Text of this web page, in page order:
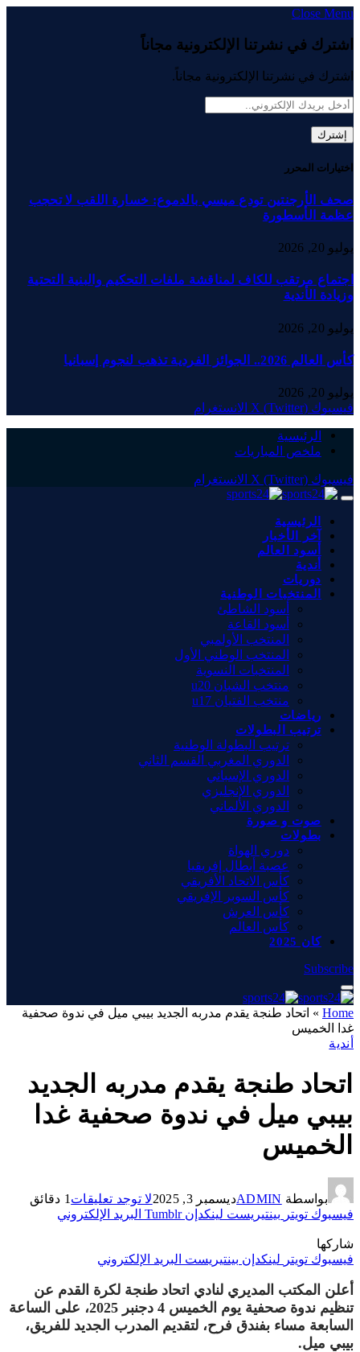
Close Menu
اشترك في نشرتنا الإلكترونية مجاناً
اشترك في نشرتنا الإلكترونية مجاناً.
اختيارات المحرر
صحف الأرجنتين تودع ميسي بالدموع: خسارة اللقب لا تحجب
عظمة الأسطورة
يوليو 20, 2026
اجتماع مرتقب للكاف لمناقشة ملفات التحكيم والبنية التحتية
وزيادة الأندية
يوليو 20, 2026
كأس العالم 2026.. الجوائز الفردية تذهب لنجوم إسبانيا
يوليو 20, 2026
فيسبوك X (Twitter) الانستغرام
الرئيسية
ملخص المباريات
فيسبوك X (Twitter) الانستغرام
الرئيسية
آخر الأخبار
أسود العالم
أندية
دوريات
المنتخبات الوطنية
أسود الشاطئ
أسود القاعة
المنتخب الأولمبي
المنتخب الوطني الأول
المنتخبات النسوية
منتخب الشبان u20
منتخب الفتيان u17
رياضات
ترتيب البطولات
ترتيب البطولة الوطنية
الدوري المغربي القسم الثاني
الدوري الإسباني
الدوري الإنجليزي
الدوري الألماني
صوت و صورة
بطولات
دوري الهواة
عصبة أبطال إفريقيا
كأس الاتحاد الأفريقي
كأس السوبر الإفريقي
كأس العرش
كأس العالم
كان 2025
Subscribe
Home
» اتحاد طنجة يقدم مدربه الجديد بيبي ميل في ندوة صحفية
غدا الخميس
أندية
اتحاد طنجة يقدم مدربه الجديد
بيبي ميل في ندوة صحفية غدا
الخميس
بواسطة ADMINديسمبر 3, 2025 لا توجد تعليقات 1 دقائق
فيسبوك تويتر بينتيريست لينكدإن Tumblr البريد الإلكتروني
شاركها
فيسبوك تويتر لينكدإن بينتيريست البريد الإلكتروني
أعلن المكتب المديري لنادي اتحاد طنجة لكرة القدم عن
تنظيم ندوة صحفية يوم الخميس 4 دجنبر 2025، على الساعة
السابعة مساء بفندق فرح، لتقديم المدرب الجديد للفريق،
بيبي ميل.